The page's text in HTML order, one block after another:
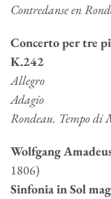
Contredanse en
Concerto per tre
K.242
Allegro
Adagio
Rondeau. Tempo di
Wolfgang
1806)
Sinfonia in Sol